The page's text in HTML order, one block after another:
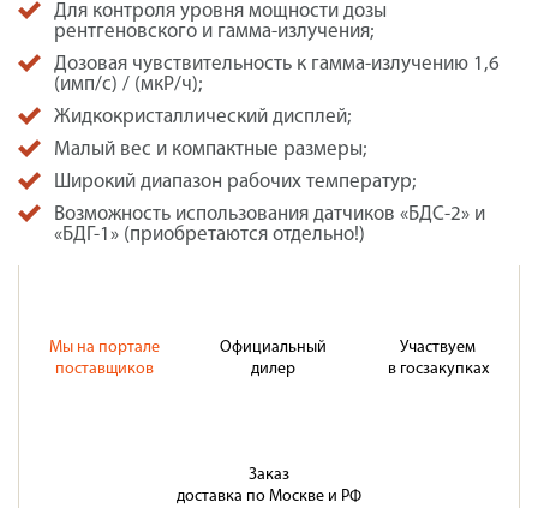
Для контроля уровня мощности дозы
рентгеновского и гамма-излучения;
Дозовая чувствительность к гамма-излучению 1,6
(имп/с) / (мкР/ч);
Жидкокристаллический дисплей;
Малый вес и компактные размеры;
Широкий диапазон рабочих температур;
Возможность использования датчиков «БДС-2» и
«БДГ-1» (приобретаются отдельно!)
Мы на портале
поставщиков
Официальный
дилер
Участвуем
в госзакупках
Заказ
доставка по Москве и РФ